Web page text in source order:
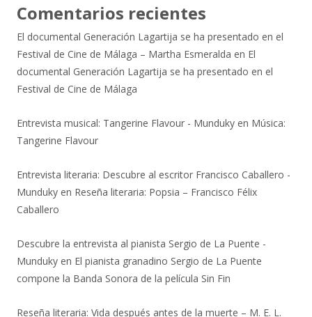
Comentarios recientes
El documental Generación Lagartija se ha presentado en el
Festival de Cine de Málaga – Martha Esmeralda en El
documental Generación Lagartija se ha presentado en el
Festival de Cine de Málaga
Entrevista musical: Tangerine Flavour - Munduky en Música:
Tangerine Flavour
Entrevista literaria: Descubre al escritor Francisco Caballero -
Munduky en Reseña literaria: Popsia – Francisco Félix
Caballero
Descubre la entrevista al pianista Sergio de La Puente -
Munduky en El pianista granadino Sergio de La Puente
compone la Banda Sonora de la película Sin Fin
Reseña literaria: Vida después antes de la muerte – M. E. L.